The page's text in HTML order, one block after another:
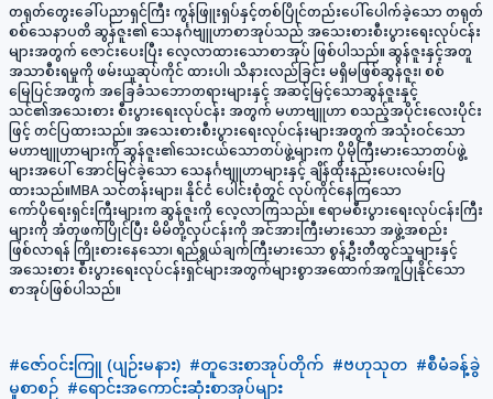
တရုတ်တွေးခေါ်ပညာရှင်ကြီး ကွန်ဖြူးရှပ်နှင့်တစ်ပြိုင်တည်းပေါ်ပေါက်ခဲ့သော တရုတ်
စစ်သေနာပတိ ဆွန်ဇူး၏ သေနင်္ဂဗျူဟာစာအုပ်သည် အသေးစားစီးပွားရေးလုပ်ငန်း
များအတွက် ဇောင်းပေးပြီး လေ့လာထားသောစာအုပ် ဖြစ်ပါသည်။ ဆွန်ဇူးနှင့်အတူ
အသာစီးရမှုကို ဖမ်းယူဆုပ်ကိုင် ထားပါ၊ သိနားလည်ခြင်း မရှိမဖြစ်ဆွန်ဇူး၊ စစ်
မြေပြင်အတွက် အခြေခံသဘောတရားများနှင့် အဆင့်မြင့်သောဆွန်ဇူးနှင့်
သင်၏အသေးစား စီးပွားရေးလုပ်ငန်း အတွက် မဟာဗျူဟာ စသည့်အပိုင်းလေးပိုင်း
ဖြင့် တင်ပြထားသည်။ အသေးစားစီးပွားရေးလုပ်ငန်းများအတွက် အသုံးဝင်သော
မဟာဗျူဟာများကို ဆွန်ဇူး၏သေးငယ်သောတပ်ဖွဲ့များက ပိုမိုကြီးမားသောတပ်ဖွဲ့
များအပေါ် အောင်မြင်ခဲ့သော သေနင်္ဂဗျူဟာများနှင့် ချိန်ထိုးနည်းပေးလမ်းပြ
ထားသည်။MBA သင်တန်းများ၊ နိုင်ငံ ပေါင်းစုံတွင် လုပ်ကိုင်နေကြသော
ကော်ပိုရေးရှင်းကြီးများက ဆွန်ဇူးကို လေ့လာကြသည်။ ဧရာမစီးပွားရေးလုပ်ငန်းကြီး
များကို အံတုဖက်ပြိုင်ပြီး မိမိတို့လုပ်ငန်းကို အင်အားကြီးမားသော အဖွဲ့အစည်း
ဖြစ်လာရန် ကြိုးစားနေသော၊ ရည်ရွယ်ချက်ကြီးမားသော စွန့်ဦးတီထွင်သူများနှင့်
အသေးစား စီးပွားရေးလုပ်ငန်းရှင်များအတွက်များစွာအထောက်အကူပြုနိုင်သော
စာအုပ်ဖြစ်ပါသည်။
#ဇော်ဝင်းကြူ (ပျဉ်းမနား) #တူဒေးစာအုပ်တိုက် #ဗဟုသုတ #စီမံခန့်ခွဲ
မှုစာစဉ် #ရောင်းအကောင်းဆုံးစာအုပ်များ